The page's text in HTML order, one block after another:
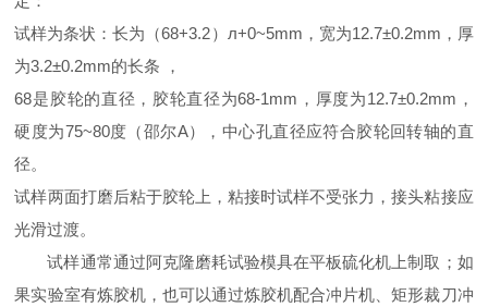
试样为条状：长为（68+3.2）л+0~5mm，宽为12.7±0.2mm，厚
为3.2±0.2mm的长条 ，
68是胶轮的直径，胶轮直径为68-1mm，厚度为12.7±0.2mm，
硬度为75~80度（邵尔A），中心孔直径应符合胶轮回转轴的直
径。
试样两面打磨后粘于胶轮上，粘接时试样不受张力，接头粘接应
光滑过渡。
试样通常通过阿克隆磨耗试验模具在平板硫化机上制取；如
果实验室有炼胶机，也可以通过炼胶机配合冲片机、矩形裁刀冲